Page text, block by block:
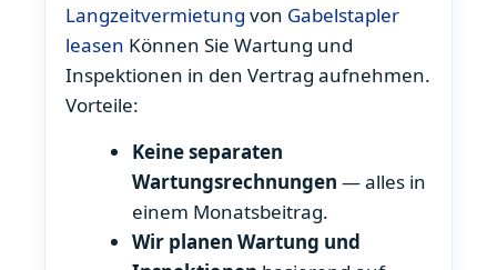
Langzeitvermietung von Gabelstapler
leasen Können Sie Wartung und
Inspektionen in den Vertrag aufnehmen.
Vorteile:
Keine separaten
Wartungsrechnungen — alles in
einem Monatsbeitrag.
Wir planen Wartung und